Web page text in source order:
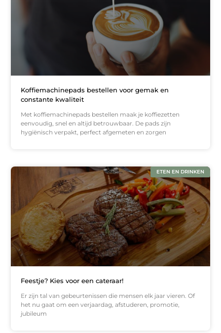
Koffiemachinepads bestellen voor gemak en
constante kwaliteit
Met koffiemachinepads bestellen maak je koffiezetten
eenvoudig, snel en altijd betrouwbaar. De pads zijn
hygiënisch verpakt, perfect afgemeten en zorgen
ETEN EN DRINKEN
Feestje? Kies voor een cateraar!
Er zijn tal van gebeurtenissen die mensen elk jaar vieren. Of
het nu gaat om een verjaardag, afstuderen, promotie,
jubileum